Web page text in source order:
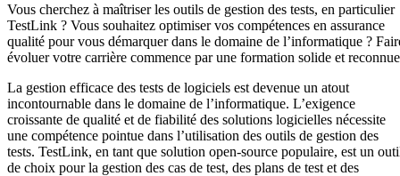
Vous cherchez à maîtriser les outils de gestion des tests, en particulier
TestLink ? Vous souhaitez optimiser vos compétences en assurance
qualité pour vous démarquer dans le domaine de l’informatique ?
évoluer votre carrière commence par une formation solide et
La gestion efficace des tests de logiciels est devenue un atout
incontournable dans le domaine de l’informatique. L’exigence
croissante de qualité et de fiabilité des solutions logicielles nécessite
une compétence pointue dans l’utilisation des outils de gestion des
tests. TestLink, en tant que solution open-source populaire, est un
de choix pour la gestion des cas de test, des plans de test et des